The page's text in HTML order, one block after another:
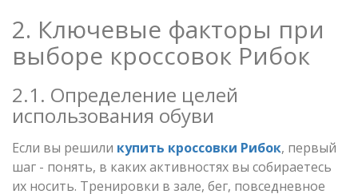
2. Ключевые факторы при
выборе кроссовок Рибок
2.1. Определение целей
использования обуви
Если вы решили купить кроссовки Рибок, первый
шаг - понять, в каких активностях вы собираетесь
их носить. Тренировки в зале, бег, повседневное